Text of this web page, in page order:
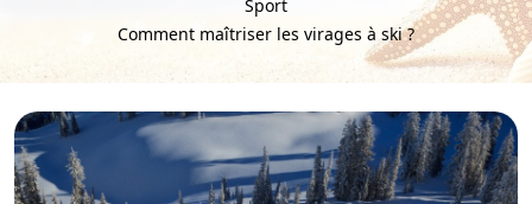
Sport
Comment maîtriser les virages à ski ?